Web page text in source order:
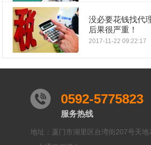
没必要花钱找代
后果很严重！
2017-11-22 09:22:17
0592-5775823
服务热线
地址：厦门市湖里区台湾街207号天地